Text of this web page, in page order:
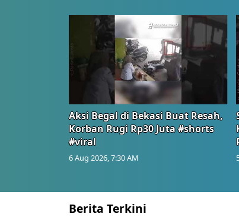
Aksi Begal di Bekasi Buat Resah,
Korban Rugi Rp30 Juta #shorts
#viral
6 Aug 2026, 7:30 AM
Berita Terkini